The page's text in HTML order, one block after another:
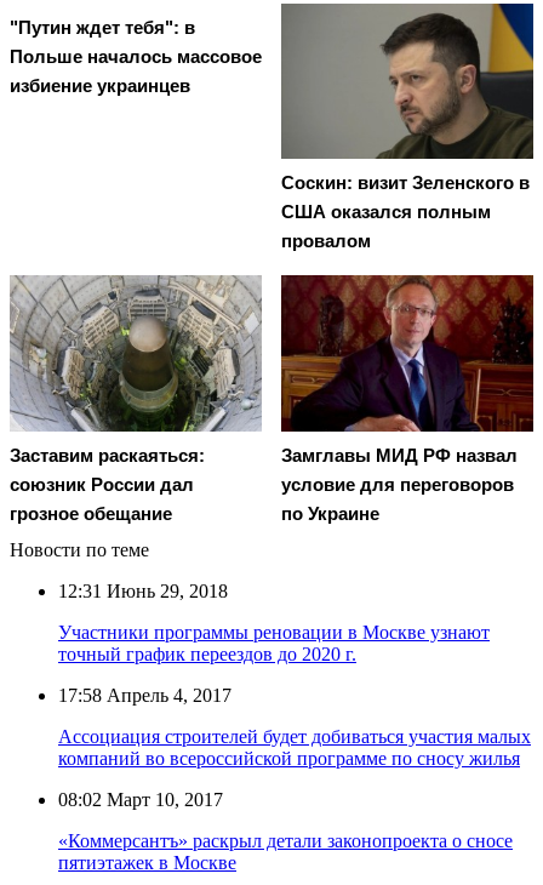
"Путин ждет тебя": в
Польше началось массовое
избиение украинцев
Соскин: визит Зеленского в
США оказался полным
провалом
Заставим раскаяться:
союзник России дал
грозное обещание
Замглавы МИД РФ назвал
условие для переговоров
по Украине
Новости по теме
12:31 Июнь 29, 2018
Участники программы реновации в Москве узнают
точный график переездов до 2020 г.
17:58 Апрель 4, 2017
Ассоциация строителей будет добиваться участия малых
компаний во всероссийской программе по сносу жилья
08:02 Март 10, 2017
«Коммерсантъ» раскрыл детали законопроекта о сносе
пятиэтажек в Москве